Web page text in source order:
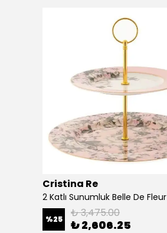
Cristina Re
2 Katlı Sunumluk Belle De Fleur
%25 ₺ 3,475.00
₺ 2,606.25